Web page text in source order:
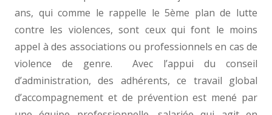
ans, qui comme le rappelle le 5ème plan de lutte
contre les violences, sont ceux qui font le moins
appel à des associations ou professionnels en cas de
violence de genre. Avec l’appui du conseil
d’administration, des adhérents, ce travail global
d’accompagnement et de prévention est mené par